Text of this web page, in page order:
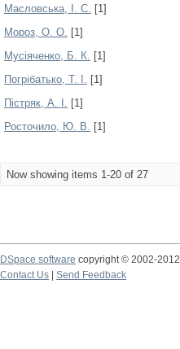
Масловська, І. С. [1]
Мороз, О. О. [1]
Мусіяченко, Б. К. [1]
Погрібатько, Т. І. [1]
Пістряк, А. І. [1]
Росточило, Ю. В. [1]
Now showing items 1-20 of 27
DSpace software copyright © 2002-2012
Contact Us
Send Feedback